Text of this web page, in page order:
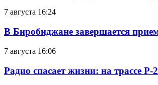
7 августа 16:24
В Биробиджане завершается
7 августа 16:06
Радио спасает жизни: на трассе